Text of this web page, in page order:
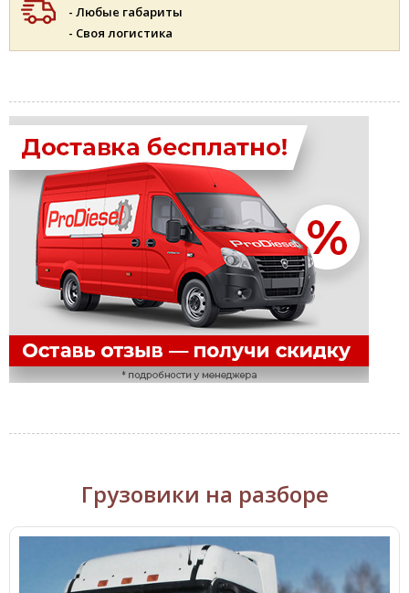
- Любые габариты
- Своя логистика
Грузовики на разборе